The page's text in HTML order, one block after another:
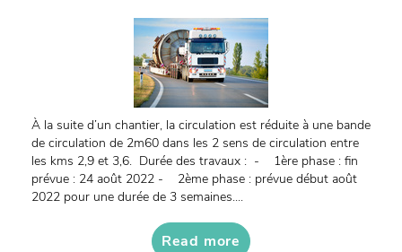
À la suite d’un chantier, la circulation est réduite à une bande
de circulation de 2m60 dans les 2 sens de circulation entre
les kms 2,9 et 3,6. Durée des travaux : - 1ère phase : fin
prévue : 24 août 2022 - 2ème phase : prévue début août
2022 pour une durée de 3 semaines....
Read more